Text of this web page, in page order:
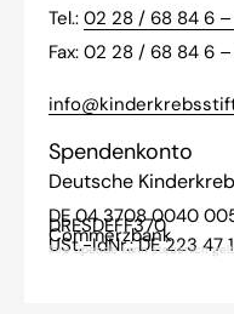
Tel.: 02 28 / 68 84 6
Fax: 02 28 / 68 84 6
Spendenkonto
Deutsche
DE 04 3708 0040
DRESDEFF370
Commerzbank
USt.-IdNr.: DE 223 47
Ihre Spende kann steuerlich